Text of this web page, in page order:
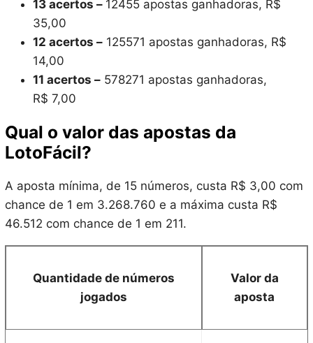
13 acertos – 12455 apostas ganhadoras, R$
35,00
12 acertos –125571 apostas ganhadoras, R$
14,00
11 acertos –578271 apostas ganhadoras,
R$ 7,00
Qual o valor das apostas da
LotoFácil?
A aposta mínima, de 15 números, custa R$ 3,00 com
chance de 1 em 3.268.760 e a máxima custa R$
46.512 com chance de 1 em 211.
Quantidade de números
jogados
Valor da
aposta